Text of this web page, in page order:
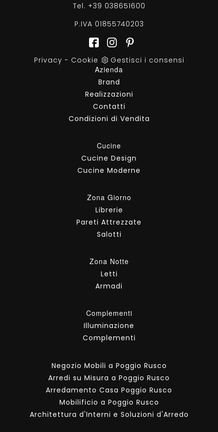
Tel. +39 038651600
P.IVA 01855740203
Privacy - Cookie
Gestisci i consensi
Azienda
Brand
Realizzazioni
Contatti
Condizioni di Vendita
Cucine
Cucine Design
Cucine Moderne
Zona Giorno
Librerie
Pareti Attrezzate
Salotti
Zona Notte
Letti
Armadi
Complementi
Illuminazione
Complementi
Negozio Mobili a Poggio Rusco
Arredi su Misura a Poggio Rusco
Arredamento Casa Poggio Rusco
Mobilificio a Poggio Rusco
Architettura d'Interni e Soluzioni d'Arredo